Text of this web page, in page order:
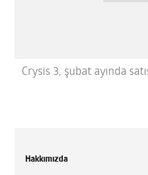
Crysis 3, şubat ayında
Hakkımızda